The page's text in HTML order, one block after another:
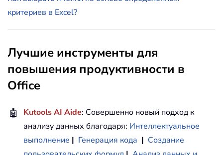
критериев в Excel?
Лучшие инструменты для
повышения продуктивности в
Office
🤖 Kutools AI Aide: Совершенно новый подход к
анализу данных благодаря: Интеллектуальное
выполнение | Генерация кода | Создание